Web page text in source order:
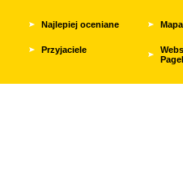
Najlepiej oceniane
Przyjaciele